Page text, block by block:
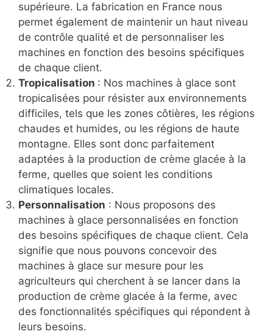
supérieure. La fabrication en France nous
permet également de maintenir un haut niveau
de contrôle qualité et de personnaliser les
machines en fonction des besoins spécifiques
de chaque client.
Tropicalisation : Nos machines à glace sont
tropicalisées pour résister aux environnements
difficiles, tels que les zones côtières, les régions
chaudes et humides, ou les régions de haute
montagne. Elles sont donc parfaitement
adaptées à la production de crème glacée à la
ferme, quelles que soient les conditions
climatiques locales.
Personnalisation : Nous proposons des
machines à glace personnalisées en fonction
des besoins spécifiques de chaque client. Cela
signifie que nous pouvons concevoir des
machines à glace sur mesure pour les
agriculteurs qui cherchent à se lancer dans la
production de crème glacée à la ferme, avec
des fonctionnalités spécifiques qui répondent à
leurs besoins.